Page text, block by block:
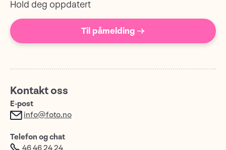
Hold deg oppdatert
Til påmelding →
Kontakt oss
E-post
info@foto.no
Telefon og chat